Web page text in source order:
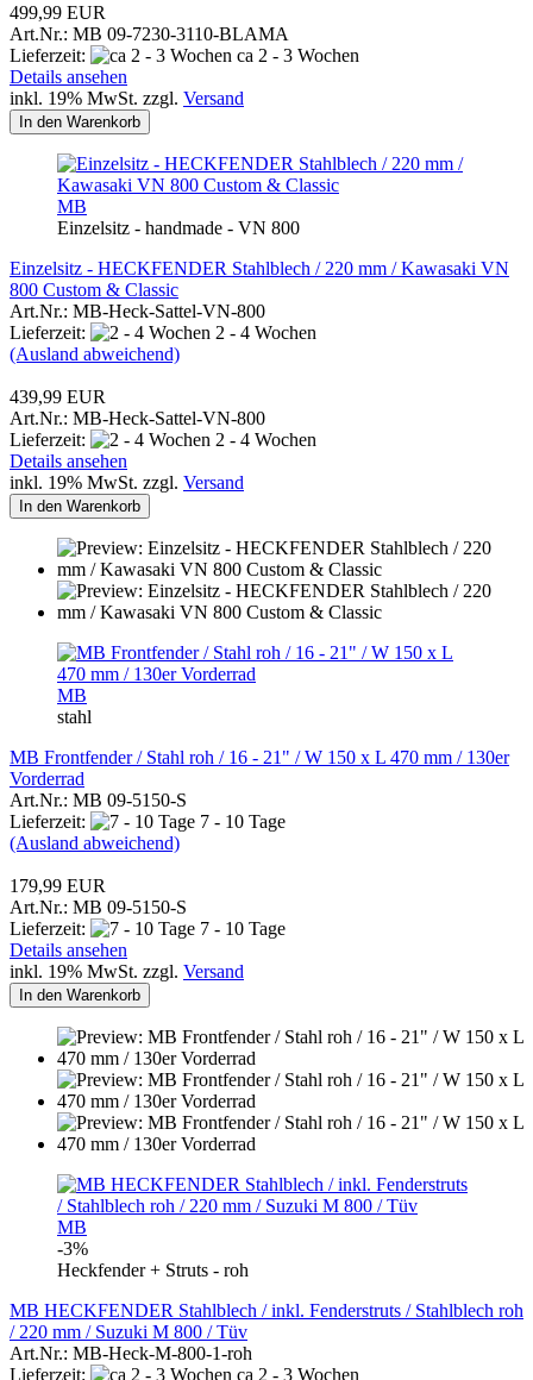
499,99 EUR
Art.Nr.: MB 09-7230-3110-BLAMA
Lieferzeit:
ca 2 - 3 Wochen
Details ansehen
inkl. 19% MwSt. zzgl. Versand
In den Warenkorb
MB
Einzelsitz - handmade - VN 800
Einzelsitz - HECKFENDER Stahlblech / 220 mm / Kawasaki VN
800 Custom & Classic
Art.Nr.: MB-Heck-Sattel-VN-800
Lieferzeit:
2 - 4 Wochen
(Ausland abweichend)
439,99 EUR
Art.Nr.: MB-Heck-Sattel-VN-800
Lieferzeit:
2 - 4 Wochen
Details ansehen
inkl. 19% MwSt. zzgl. Versand
In den Warenkorb
MB
stahl
MB Frontfender / Stahl roh / 16 - 21" / W 150 x L 470 mm / 130er
Vorderrad
Art.Nr.: MB 09-5150-S
Lieferzeit:
7 - 10 Tage
(Ausland abweichend)
179,99 EUR
Art.Nr.: MB 09-5150-S
Lieferzeit:
7 - 10 Tage
Details ansehen
inkl. 19% MwSt. zzgl. Versand
In den Warenkorb
MB
-3%
Heckfender + Struts - roh
MB HECKFENDER Stahlblech / inkl. Fenderstruts / Stahlblech roh
/ 220 mm / Suzuki M 800 / Tüv
Art.Nr.: MB-Heck-M-800-1-roh
Lieferzeit:
ca 2 - 3 Wochen